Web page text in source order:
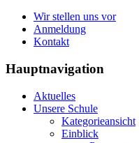
Wir stellen uns vor
Anmeldung
Kontakt
Hauptnavigation
Aktuelles
Unsere Schule
Kategorieansicht
Einblick